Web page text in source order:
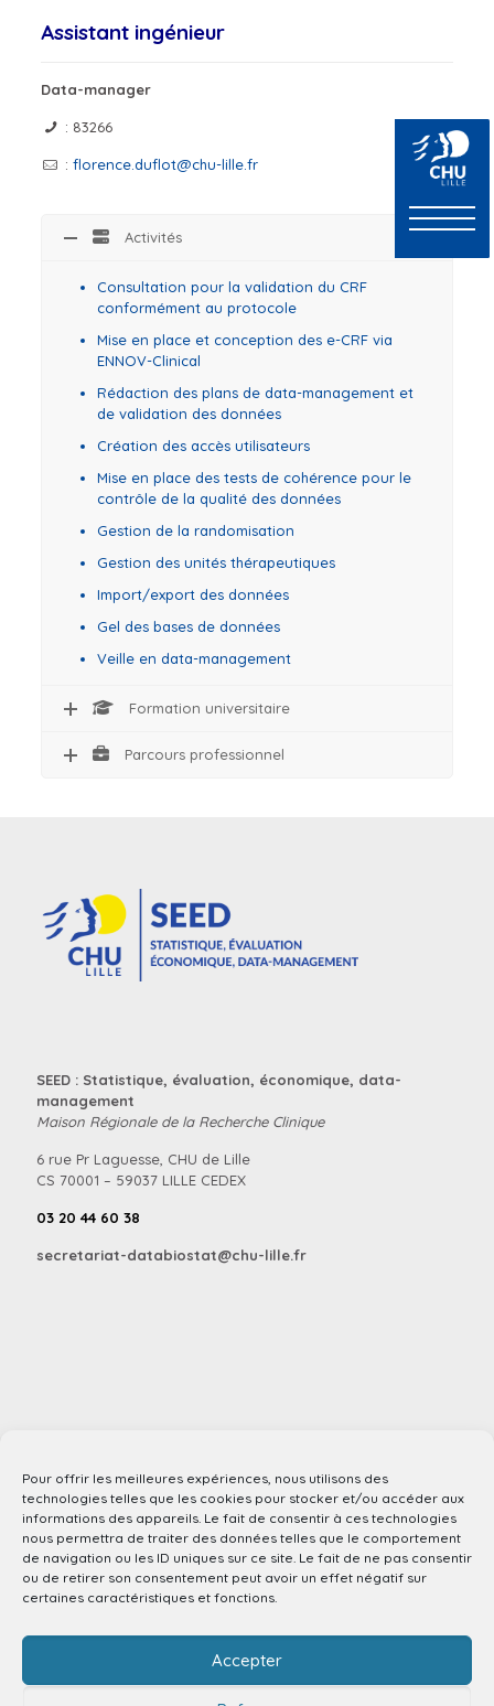
Pour offrir les meilleures expériences, nous utilisons des
technologies telles que les cookies pour stocker et/ou accéder aux
informations des appareils. Le fait de consentir à ces technologies
nous permettra de traiter des données telles que le comportement
de navigation ou les ID uniques sur ce site. Le fait de ne pas consentir
ou de retirer son consentement peut avoir un effet négatif sur
certaines caractéristiques et fonctions.
Accepter
Assistant ingénieur
Data-manager
: 83266
: florence.duflot@chu-lille.fr
Activités
Consultation pour la validation du CRF
conformément au protocole
Mise en place et conception des e-CRF via
ENNOV-Clinical
Rédaction des plans de data-management et
de validation des données
Création des accès utilisateurs
Mise en place des tests de cohérence pour le
contrôle de la qualité des données
Gestion de la randomisation
Gestion des unités thérapeutiques
Import/export des données
Gel des bases de données
Veille en data-management
Formation universitaire
Parcours professionnel
SEED : Statistique, évaluation, économique, data-
management
Maison Régionale de la Recherche Clinique
6 rue Pr Laguesse, CHU de Lille
CS 70001 – 59037 LILLE CEDEX
03 20 44 60 38
secretariat-databiostat@chu-lille.fr